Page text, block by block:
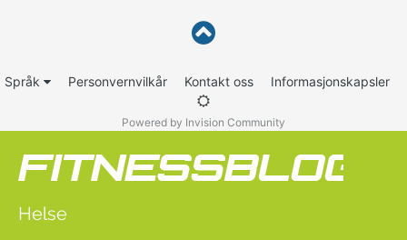
Språk Personvernvilkår Kontakt oss Informasjonskapsler
Powered by Invision Community
Helse